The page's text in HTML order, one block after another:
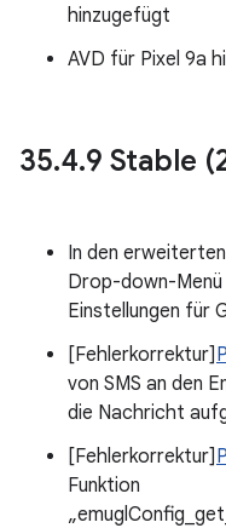
hinzugefügt
AVD für Pixel 9a
35.4.9 Stable
In den
Drop-down-
Einstellungen für
[Fehlerkorrektur]
von SMS an den
die Nachricht
[Fehlerkorrektur]
Funktion